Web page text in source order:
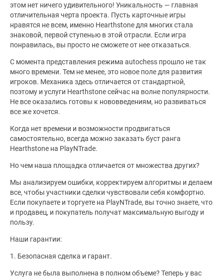
этом нет ничего удивительного! Уникальность — главная
отличительная черта проекта. Пусть карточные игры
нравятся не всем, именно Hearthstone для многих стала
знаковой, первой ступенью в этой отрасли. Если игра
понравилась, вы просто не сможете от нее отказаться.
С момента представления режима autochess прошло не так
много времени. Тем не менее, это новое поле для развития
игроков. Механика здесь отличается от стандартной,
поэтому и услуги Hearthstone сейчас на волне популярности.
Не все оказались готовы к нововведениям, но развиваться
все же хочется.
Когда нет времени и возможности продвигаться
самостоятельно, всегда можно заказать буст ранга
Hearthstone на PlayNTrade.
Но чем наша площадка отличается от множества других?
Мы анализируем ошибки, корректируем алгоритмы и делаем
все, чтобы участники сделки чувствовали себя комфортно.
Если покупаете и торгуете на PlayNTrade, вы точно знаете, что
и продавец, и покупатель получат максимальную выгоду и
пользу.
Наши гарантии:
1. Безопасная сделка и гарант.
Услуга не была выполнена в полном объеме? Теперь у вас